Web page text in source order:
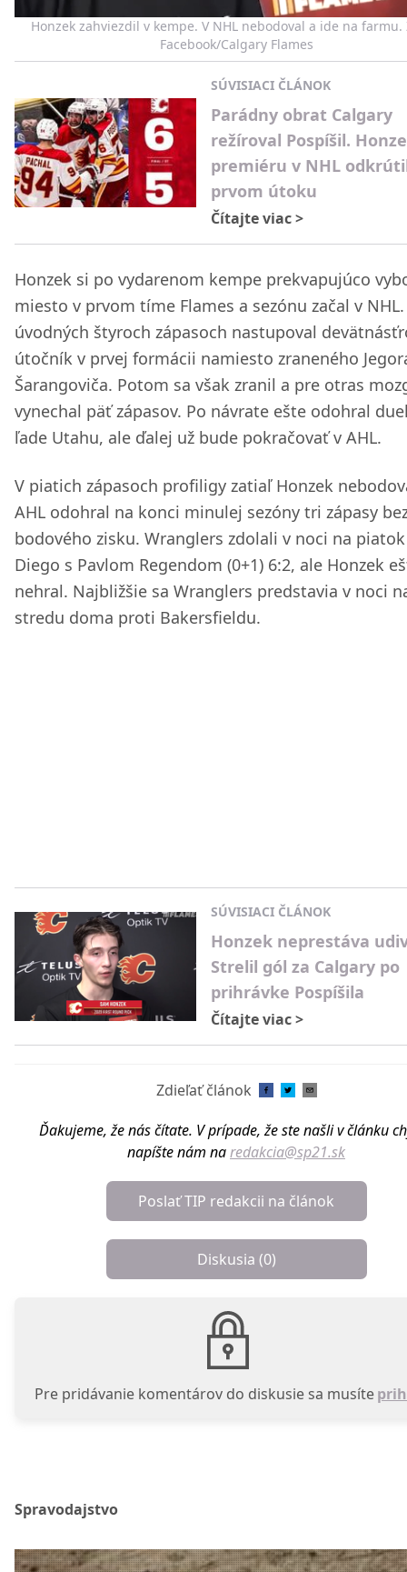
Honzek zahviezdil v kempe. V NHL nebodoval a ide na farmu.
Facebook/Calgary Flames
SÚVISIACI ČLÁNOK
Parádny obrat Calgary
režíroval Pospíšil.
premiéru v NHL
prvom útoku
Čítajte viac>
Honzek si po vydarenom kempe prekvapujúco
miesto v prvom tíme Flames a sezónu začal v NHL.
úvodných štyroch zápasoch nastupoval
útočník v prvej formácii namiesto zraneného
Šarangoviča. Potom sa však zranil a pre otras
vynechal päť zápasov. Po návrate ešte odohral
ľade Utahu, ale ďalej už bude pokračovať v AHL.
V piatich zápasoch profiligy zatiaľ Honzek
AHL odohral na konci minulej sezóny tri zápasy
bodového zisku. Wranglers zdolali v noci na piatok
Diego s Pavlom Regendom (0+1) 6:2, ale Honzek
nehral. Najbližšie sa Wranglers predstavia v noci
stredu doma proti Bakersfieldu.
SÚVISIACI ČLÁNOK
Honzek neprestáva
Strelil gól za Calgary po
prihrávke Pospíšila
Čítajte viac>
Zdieľať článok
Ďakujeme, že nás čítate. V prípade, že ste našli v článku
napíšte nám naredakcia@sp21.sk
Poslať TIP redakcii na článok
Diskusia (0)
Pre pridávanie komentárov do diskusie sa musíte
Spravodajstvo